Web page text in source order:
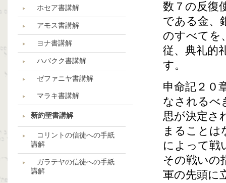
ホセア書講解
アモス書講解
ヨナ書講解
ハバクク書講解
ゼファニヤ書講解
マラキ書講解
新約聖書講解
コリントの信徒への手紙
講解
ガラテヤの信徒への手紙
講解
数７の反復
である金、
のすべてを
従、典礼的
す。
申命記２０
なされるべ
思が決定さ
まることは
によって戦
その戦いの
軍の先頭に